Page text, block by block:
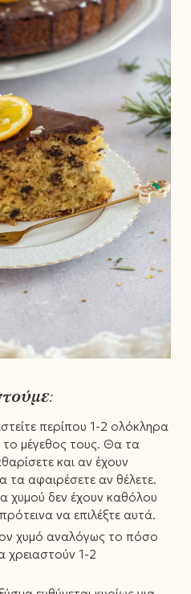
περίπου 1-2 ολόκληρα
μέγεθος τους. Θα τα
και αν έχουν
τα αφαιρέσετε αν θέλετε.
χυμού δεν έχουν καθόλου
να επιλέξτε αυτά.
χυμό αναλόγως το πόσο
χρειαστούν 1-2